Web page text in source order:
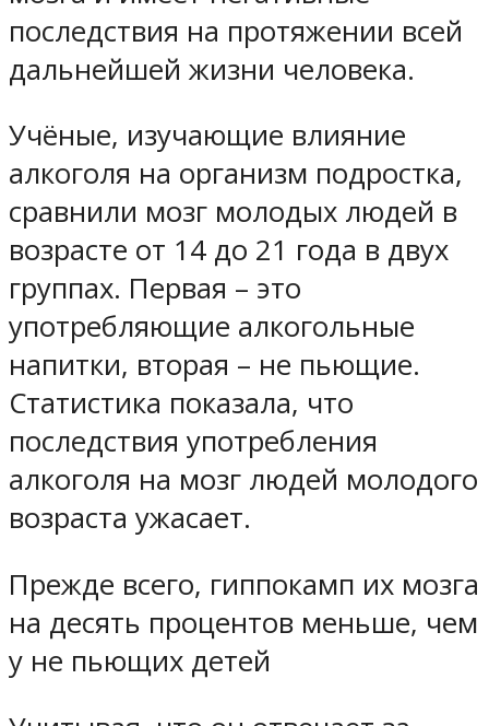
последствия на протяжении всей
дальнейшей жизни человека.
Учёные, изучающие влияние
алкоголя на организм подростка,
сравнили мозг молодых людей в
возрасте от 14 до 21 года в двух
группах. Первая – это
употребляющие алкогольные
напитки, вторая – не пьющие.
Статистика показала, что
последствия употребления
алкоголя на мозг людей молодого
возраста ужасает.
Прежде всего, гиппокамп их мозга
на десять процентов меньше, чем
у не пьющих детей